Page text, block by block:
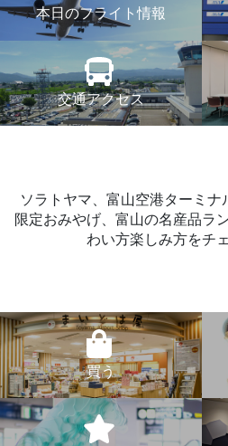
本日のフライト情報
交通アクセス
ソラトヤマ、富山空港ターミナ
限定おみやげ、富山の名産品ラ
わい方楽しみ方をチ
買う